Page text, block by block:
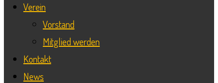
Verein
Vorstand
Mitglied werden
Kontakt
News